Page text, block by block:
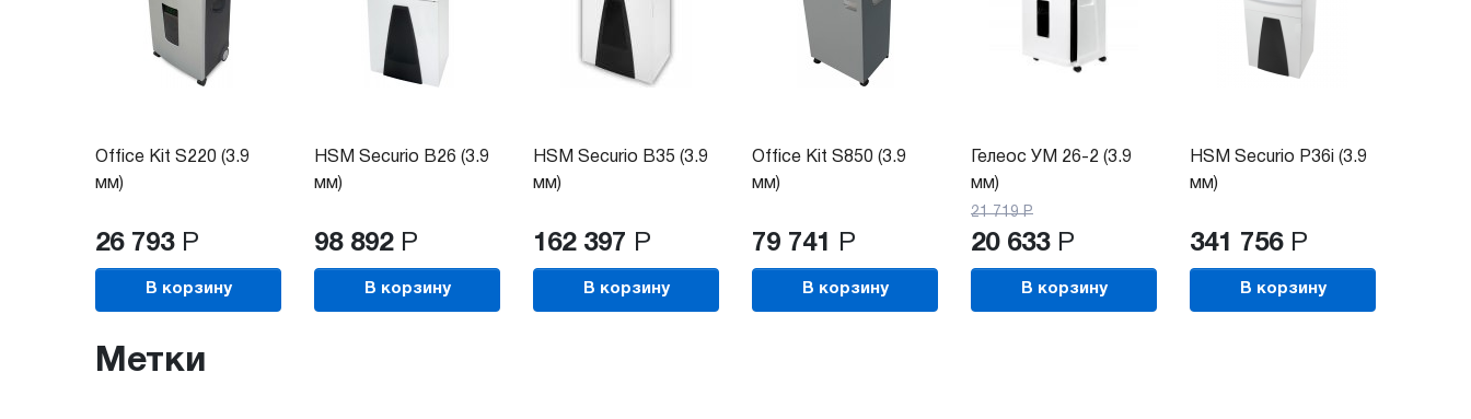
Office Kit S220 (3.9
мм)
26 793 Р
В корзину
HSM Securio B26 (3.9
мм)
98 892 Р
В корзину
HSM Securio B35 (3.9
мм)
162 397 Р
В корзину
Office Kit S850 (3.9
мм)
79 741 Р
В корзину
Гелеос УМ 26-2 (3.9
мм)
21 719 Р
20 633 Р
В корзину
HSM Securio P36i (3.9
мм)
341 756 Р
В корзину
Метки